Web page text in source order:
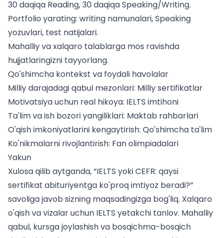
30 daqiqa Reading, 30 daqiqa Speaking/Writing.
Portfolio yarating: writing namunalari, Speaking
yozuvlari, test natijalari.
Mahalliy va xalqaro talablarga mos ravishda
hujjatlaringizni tayyorlang.
Qo'shimcha kontekst va foydali havolalar
Milliy darajadagi qabul mezonlari: Milliy sertifikatlar
Motivatsiya uchun real hikoya: IELTS imtihoni
Ta'lim va ish bozori yangiliklari: Maktab rahbarlari
O'qish imkoniyatlarini kengaytirish: Qo'shimcha ta'lim
Ko'nikmalarni rivojlantirish: Fan olimpiadalari
Yakun
Xulosa qilib aytganda, “IELTS yoki CEFR: qaysi
sertifikat abituriyentga ko'proq imtiyoz beradi?”
savoliga javob sizning maqsadingizga bog'liq. Xalqaro
o'qish va vizalar uchun IELTS yetakchi tanlov. Mahalliy
qabul, kursga joylashish va bosqichma-bosqich